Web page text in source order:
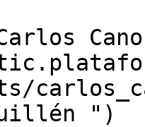
")